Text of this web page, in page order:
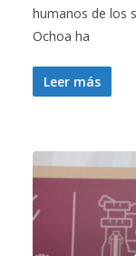
humanos de los
Ochoa ha
Leer más